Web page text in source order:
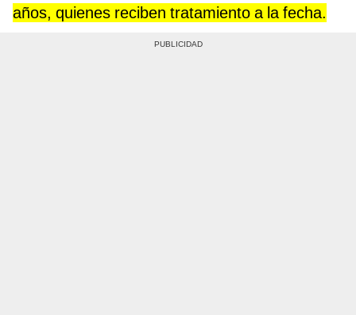
años, quienes reciben tratamiento a la fecha.